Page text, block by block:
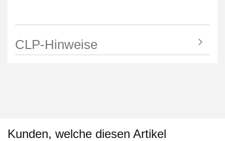
CLP-Hinweise
Kunden, welche diesen Artikel